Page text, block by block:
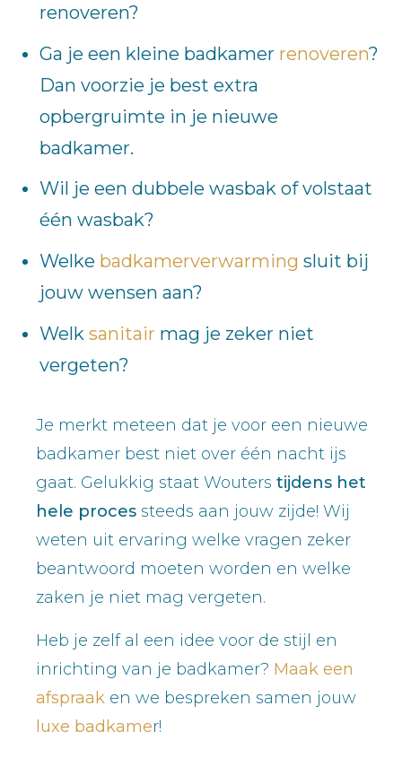
renoveren?
Ga je een kleine badkamer renoveren?
Dan voorzie je best extra
opbergruimte in je nieuwe
badkamer.
Wil je een dubbele wasbak of volstaat
één wasbak?
Welke badkamerverwarming sluit bij
jouw wensen aan?
Welk sanitair mag je zeker niet
vergeten?
Je merkt meteen dat je voor een nieuwe
badkamer best niet over één nacht ijs
gaat. Gelukkig staat Wouters tijdens het
hele proces steeds aan jouw zijde! Wij
weten uit ervaring welke vragen zeker
beantwoord moeten worden en welke
zaken je niet mag vergeten.
Heb je zelf al een idee voor de stijl en
inrichting van je badkamer? Maak een
afspraak en we bespreken samen jouw
luxe badkamer!